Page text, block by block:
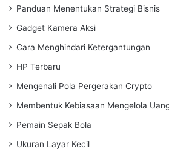
Panduan Menentukan Strategi Bisnis
Gadget Kamera Aksi
Cara Menghindari Ketergantungan
HP Terbaru
Mengenali Pola Pergerakan Crypto
Membentuk Kebiasaan Mengelola
Pemain Sepak Bola
Ukuran Layar Kecil